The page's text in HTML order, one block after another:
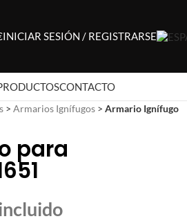
INICIAR SESIÓN / REGISTRARSE
CONTACTO
> Armarios Ignífugos > Armario Ignífugo
para